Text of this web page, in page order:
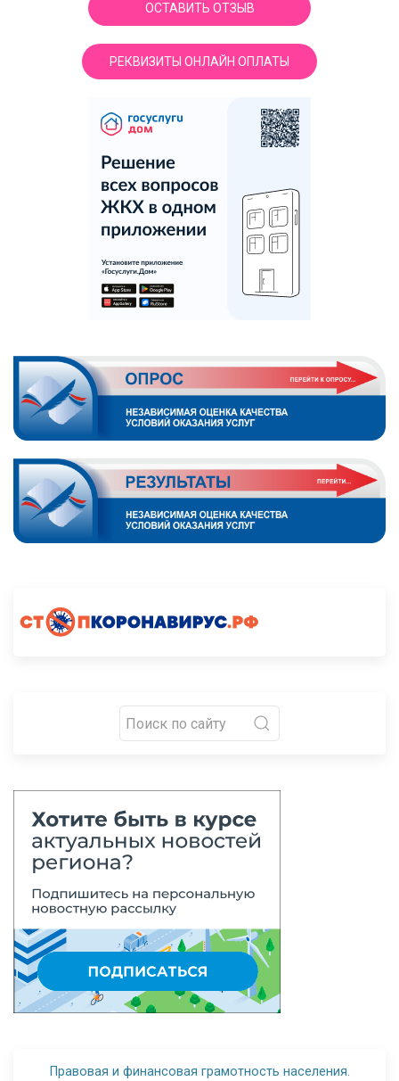
ОСТАВИТЬ ОТЗЫВ
РЕКВИЗИТЫ ОНЛАЙН ОПЛАТЫ
Правовая и финансовая грамотность населения.